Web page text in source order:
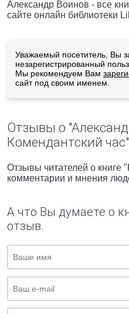
Александр Воинов - все
сайте онлайн библиотеки
Уважаемый посетитель, Вы
незарегистрированный
Мы рекомендуем Вам
сайт под своим именем.
Отзывы о
Комендантский час"
Отзывы читателей о книге
комментарии и мнения
А что Вы думаете о
отзыв.